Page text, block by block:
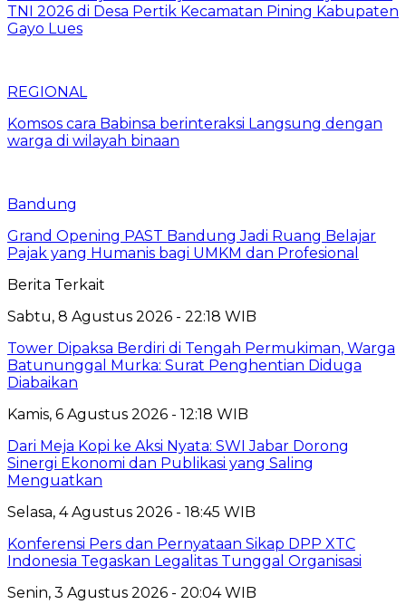
TNI 2026 di Desa Pertik Kecamatan Pining Kabupaten
Gayo Lues
REGIONAL
Komsos cara Babinsa berinteraksi Langsung dengan
warga di wilayah binaan
Bandung
Grand Opening PAST Bandung Jadi Ruang Belajar
Pajak yang Humanis bagi UMKM dan Profesional
Berita Terkait
Sabtu, 8 Agustus 2026 - 22:18 WIB
Tower Dipaksa Berdiri di Tengah Permukiman, Warga
Batununggal Murka: Surat Penghentian Diduga
Diabaikan
Kamis, 6 Agustus 2026 - 12:18 WIB
Dari Meja Kopi ke Aksi Nyata: SWI Jabar Dorong
Sinergi Ekonomi dan Publikasi yang Saling
Menguatkan
Selasa, 4 Agustus 2026 - 18:45 WIB
Konferensi Pers dan Pernyataan Sikap DPP XTC
Indonesia Tegaskan Legalitas Tunggal Organisasi
Senin, 3 Agustus 2026 - 20:04 WIB